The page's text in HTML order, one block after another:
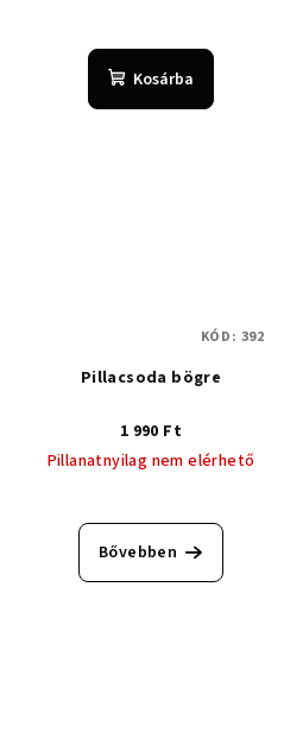
Kosárba
Pillacsoda bögre
1 990 Ft
Pillanatnyilag nem elérhető
Bővebben
KÓD: 392